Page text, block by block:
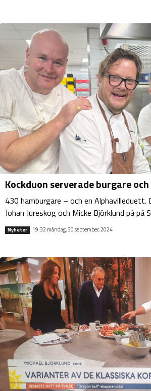
Kockduon serverade burgare
430 hamburgare – och en Alphavilleduett.
Johan Jureskog och Micke Björklund på på
Nyheter 19:32 måndag, 30 september, 2024